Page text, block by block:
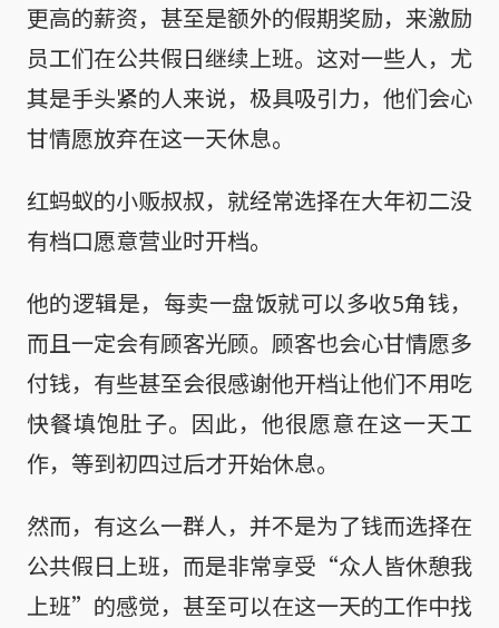
更高的薪资，甚至是额外的假期奖励，来激励
员工们在公共假日继续上班。这对一些人，尤
其是手头紧的人来说，极具吸引力，他们会心
甘情愿放弃在这一天休息。
红蚂蚁的小贩叔叔，就经常选择在大年初二没
有档口愿意营业时开档。
他的逻辑是，每卖一盘饭就可以多收5角钱，
而且一定会有顾客光顾。顾客也会心甘情愿多
付钱，有些甚至会很感谢他开档让他们不用吃
快餐填饱肚子。因此，他很愿意在这一天工
作，等到初四过后才开始休息。
然而，有这么一群人，并不是为了钱而选择在
公共假日上班，而是非常享受“众人皆休憩我
上班”的感觉，甚至可以在这一天的工作中找